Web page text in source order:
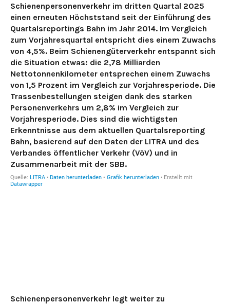
Schienenpersonenverkehr im dritten Quartal 2025
einen erneuten Höchststand seit der Einführung des
Quartalsreportings Bahn im Jahr 2014. Im Vergleich
zum Vorjahresquartal entspricht dies einem Zuwachs
von 4,5%. Beim Schienengüterverkehr entspannt sich
die Situation etwas: die 2,78 Milliarden
Nettotonnenkilometer entsprechen einem Zuwachs
von 1,5 Prozent im Vergleich zur Vorjahresperiode. Die
Trassenbestellungen steigen dank des starken
Personenverkehrs um 2,8% im Vergleich zur
Vorjahresperiode. Dies sind die wichtigsten
Erkenntnisse aus dem aktuellen Quartalsreporting
Bahn, basierend auf den Daten der LITRA und des
Verbandes öffentlicher Verkehr (VöV) und in
Zusammenarbeit mit der SBB.
Schienenpersonenverkehr legt weiter zu